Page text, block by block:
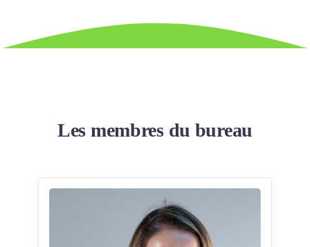
Les membres du bureau